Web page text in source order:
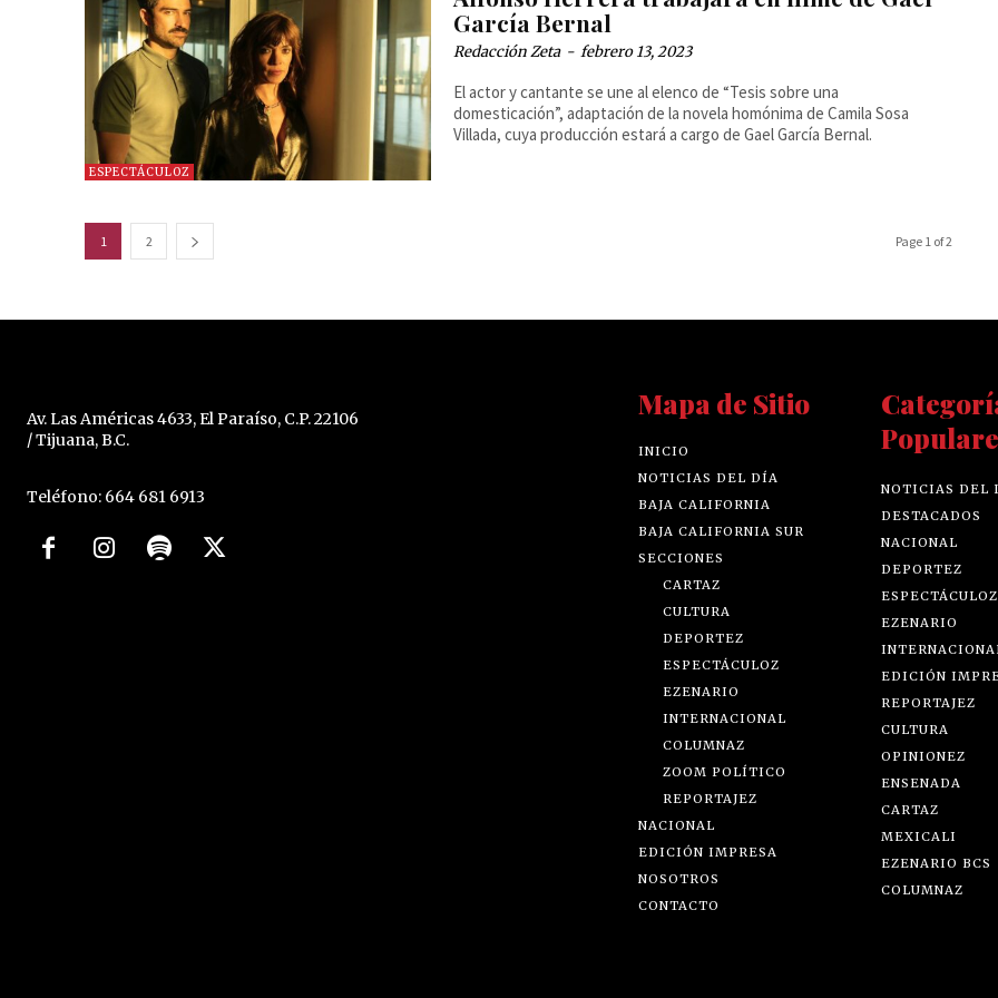
ESPECTÁCULOZ
García Bernal
Redacción Zeta - febrero 13, 2023
El actor y cantante se une al elenco de “Tesis sobre una
domesticación”, adaptación de la novela homónima de Camila Sosa
Villada, cuya producción estará a cargo de Gael García Bernal.
1 2 Page 1 of 2
Av. Las Américas 4633, El Paraíso, C.P. 22106
/ Tijuana, B.C.
Teléfono: 664 681 6913
Mapa de Sitio
INICIO
NOTICIAS DEL DÍA
BAJA CALIFORNIA
BAJA CALIFORNIA SUR
SECCIONES
CARTAZ
CULTURA
DEPORTEZ
ESPECTÁCULOZ
EZENARIO
INTERNACIONAL
COLUMNAZ
ZOOM POLÍTICO
REPORTAJEZ
NACIONAL
EDICIÓN IMPRESA
NOSOTROS
CONTACTO
NOTICIAS DEL
DESTACADOS
NACIONAL
DEPORTEZ
ESPECTÁCULOZ
EZENARIO
EDICIÓN
REPORTAJEZ
CULTURA
OPINIONEZ
ENSENADA
CARTAZ
MEXICALI
EZENARIO BCS
COLUMNAZ